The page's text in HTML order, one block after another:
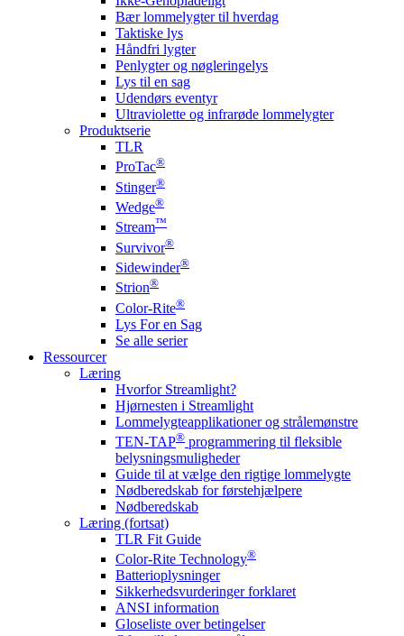
Bær lommelygter til hverdag
Taktiske lys
Håndfri lygter
Penlygter og nøgleringelys
Lys til en sag
Udendørs eventyr
Ultraviolette og infrarøde lommelygter
Produktserie
TLR
ProTac®
Stinger®
Wedge®
Stream™
Survivor®
Sidewinder®
Strion®
Color-Rite®
Lys For en Sag
Se alle serier
Ressourcer
Læring
Hvorfor Streamlight?
Hjørnesten i Streamlight
Lommelygteapplikationer og strålemønstre
TEN-TAP® programmering til fleksible
belysningsmuligheder
Guide til at vælge den rigtige lommelygte
Nødberedskab for førstehjælpere
Nødberedskab
Læring (fortsat)
TLR Fit Guide
Color-Rite Technology®
Batterioplysninger
Sikkerhedsvurderinger forklaret
ANSI information
Gloseliste over betingelser